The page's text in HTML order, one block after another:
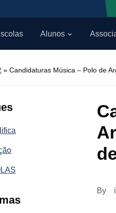
Alunos
» Candidaturas Música – Polo de
By